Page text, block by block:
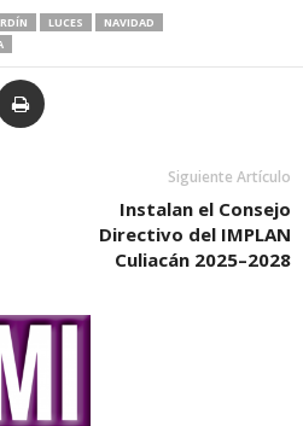
LUCES
NAVIDAD
Siguiente Artículo
Instalan el Consejo
Directivo del IMPLAN
Culiacán 2025–2028